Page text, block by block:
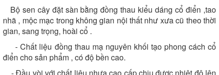
Bộ sen cây đặt sàn bằng đồng thau kiểu dáng cổ điển ,tao
nhã , mộc mạc trong không gian nội thất như xưa cũ theo thời
gian, sang trọng, hoài cổ .
-Chất liệu đồng thau mạ nguyên khối tạo phong cách cổ
điển cho sản phẩm , có độ bền cao.